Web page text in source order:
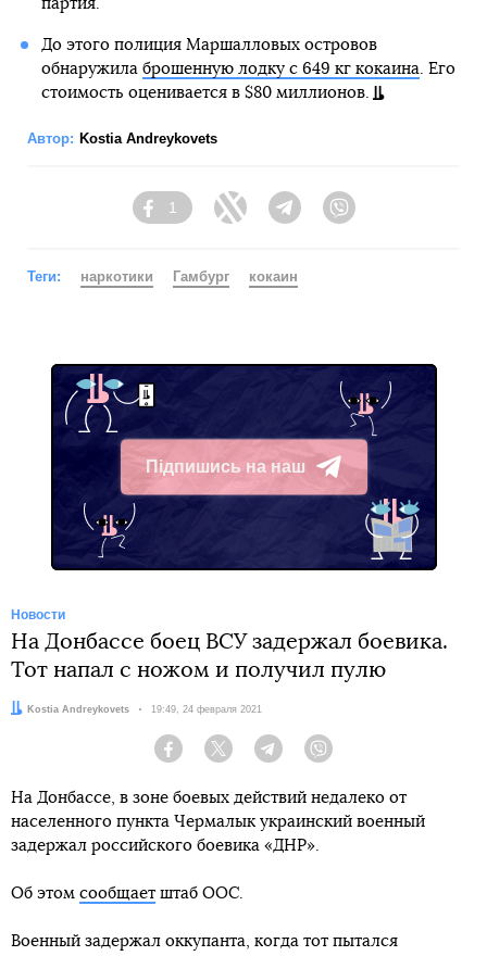
партия.
До этого полиция Маршалловых островов
обнаружила брошенную лодку с 649 кг кокаина. Его
стоимость оценивается в $80 миллионов.
Автор: Kostia Andreykovets
Facebook
1
Twitter Telegram
Теги: наркотики Гамбург кокаин
Підпишись на наш
Telegram
Новости
На Донбассе боец ВСУ задержал боевика.
Тот напал с ножом и получил пулю
Автор:Kostia Andreykovets Дата:
19:49, 24 февраля 2021
Facebook Twitter Telegram
На Донбассе, в зоне боевых действий недалеко от
населенного пункта Чермалык украинский военный
задержал российского боевика «ДНР».
Об этом сообщает штаб ООС.
Военный задержал оккупанта, когда тот пытался